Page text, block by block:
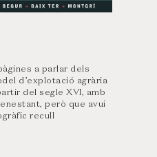
a parlar dels
d’explotació agrària
del segle XVI, amb
però que avui
recull
ho van ser fins als
van començar a